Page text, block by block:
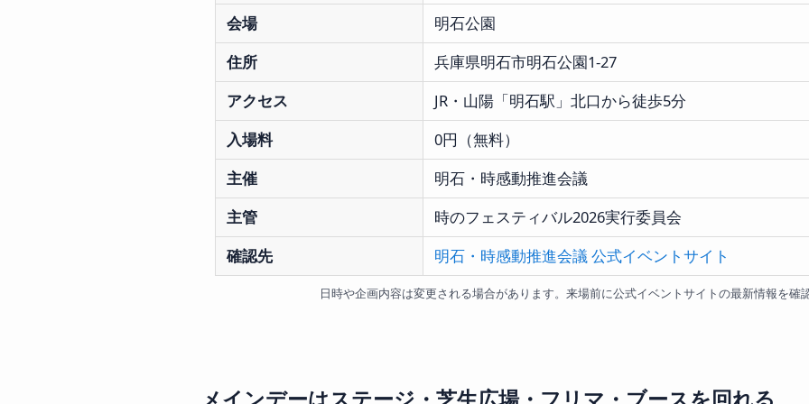
会場
明石公園
住所
兵庫県明石市明石公園1-27
アクセス
JR・山陽「明石駅」北口から徒歩5分
入場料
0円（無料）
主催
明石・時感動推進会議
主管
時のフェスティバル2026実行委員会
確認先
明石・時感動推進会議 公式イベントサイト
日時や企画内容は変更される場合があります。来場前に公式イベントサイトの最新情報を確